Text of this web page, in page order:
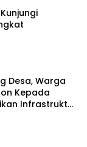
Desa, Warga
Kepada
Infrastruktur